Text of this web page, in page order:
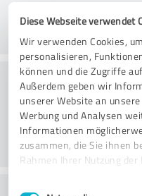
Diese Webseite verwendet
Wir verwenden Cookies,
personalisieren,
können und die Zugriffe
Außerdem geben wir
unserer Website an
Werbung und Analysen
Informationen
zusammen, die Sie ihnen
Rahmen Ihrer Nutzung
Impressum
Einwilligungsauswahl